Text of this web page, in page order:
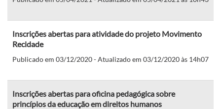
Inscrições abertas para atividade do projeto Movimento
Recidade
Publicado em 03/12/2020 - Atualizado em 03/12/2020 às 14h07
Inscrições abertas para oficina pedagógica sobre
princípios da educação em direitos humanos